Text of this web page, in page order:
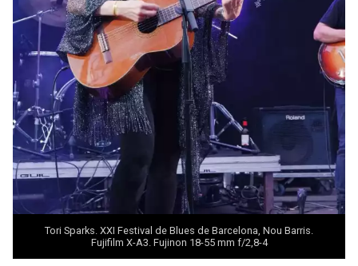
Tori Sparks. XXI Festival de Blues de Barcelona, Nou Barris.
Fujifilm X-A3. Fujinon 18-55 mm f/2,8-4